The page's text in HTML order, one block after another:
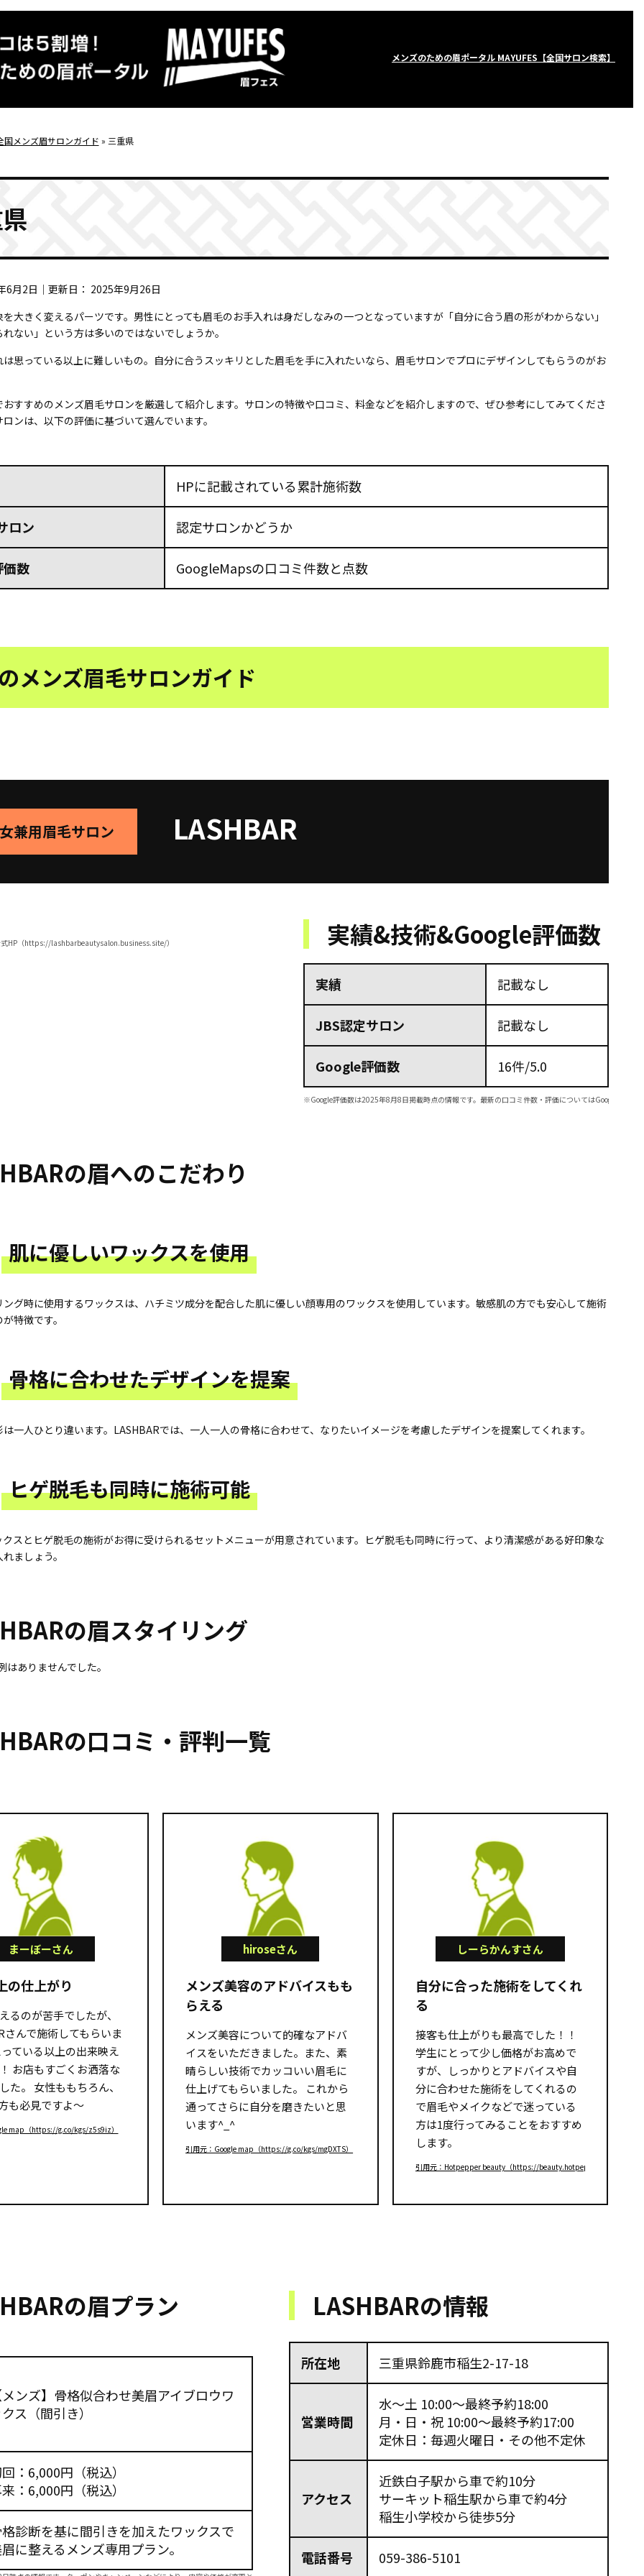
メンズのための眉ポータル MAYUFES【全国サロン検索】
国メンズ眉サロンガイド » 三重県
6月2日 ｜更新日： 2025年9月26日
大きく変えるパーツです。男性にとっても眉毛のお手入れは身だしなみの一つとなっていますが「自分に合う眉の形がわからない」
れない」という方は多いのではないでしょうか。
思っている以上に難しいもの。自分に合うスッキリとした眉毛を手に入れたいなら、眉毛サロンでプロにデザインしてもらうのがお
おすすめのメンズ眉毛サロンを厳選して紹介します。サロンの特徴や口コミ、料金などを紹介しますので、ぜひ参考にしてみてくださ
ンは、以下の評価に基づいて選んでいます。
HPに記載されている累計施術数
ロン 認定サロンかどうか
数 GoogleMapsの口コミ件数と点数
メンズ眉毛サロンガイド
兼用眉毛サロン LASHBAR
式HP（https://lashbarbeautysalon.business.site/） 実績&技術&Google評価数
実績 記載なし
JBS認定サロン 記載なし
Google評価数 16件/5.0
※Google評価数は2025年8月8日掲載時点の情報です。最新の口コミ件数・評価についてはGoogleマップ
の眉へのこだわり
肌に優しいワックスを使用
グ時に使用するワックスは、ハチミツ成分を配合した肌に優しい顔専用のワックスを使用しています。敏感肌の方でも安心して施術
特徴です。
骨格に合わせたデザインを提案
一人ひとり違います。LASHBARでは、一人一人の骨格に合わせて、なりたいイメージを考慮したデザインを提案してくれます。
ヒゲ脱毛も同時に施術可能
スとヒゲ脱毛の施術がお得に受けられるセットメニューが用意されています。ヒゲ脱毛も同時に行って、より清潔感がある好印象な
ましょう。
の眉スタイリング
はありませんでした。
の⼝コミ・評判⼀覧
まーぼーさん
の仕上がり
るのが苦手でしたが、
さんで施術してもらいま
ている以上の出来映え
お店もすごくお洒落な
た。 女性ももちろん、
も必見ですよ～
map（https://g.co/kgs/z5s9iz）
hiroseさん
メンズ美容のアドバイスもも
らえる
メンズ美容について的確なアドバ
イスをいただきました。また、素
晴らしい技術でカッコいい眉毛に
仕上げてもらいました。 これから
通ってさらに自分を磨きたいと思
います^_^
引用元：Google map（https://g.co/kgs/mgDXTS）
しーらかんすさん
自分に合った施術をしてくれ
る
接客も仕上がりも最高でした！！
学生にとって少し価格がお高めで
すが、しっかりとアドバイスや自
分に合わせた施術をしてくれるの
で眉毛やメイクなどで迷っている
方は1度行ってみることをおすすめ
します。
引用元：Hotpepper beauty（https://beauty.hotpepper.jp/kr/
の眉プラン
メンズ】骨格似合わせ美眉アイブロウワ
ス（間引き）
：6,000円（税込）
：6,000円（税込）
診断を基に間引きを加えたワックスで
に整えるメンズ専用プラン。
LASHBARの情報
所在地 三重県鈴鹿市稲生2-17-18
営業時間
水～土 10:00～最終予約18:00
月・日・祝 10:00～最終予約17:00
定休日：毎週火曜日・その他不定休
アクセス
近鉄白子駅から車で約10分
サーキット稲生駅から車で約4分
稲生小学校から徒歩5分
電話番号 059-386-5101